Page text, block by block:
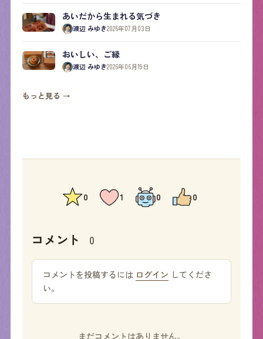
あいだから生まれる気づき
渡辺 みゆき2026年07月03日
おいしい、ご縁
渡辺 みゆき2026年06月19日
もっと見る →
0 1 0 0
コメント 0
コメントを投稿するには ログイン してくださ
い。
まだコメントはありません。